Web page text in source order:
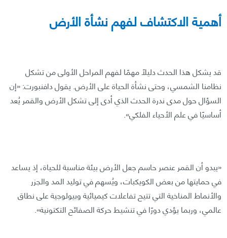
أهمية الاكتشاف لفهم نشأة الأرض
قد يشكل هذا الحدث دليلًا مهمًا لفهم المراحل الأولى من تشكل
نظامنا الشمسي، وحتى نشأة الحياة على الأرض. يقول دافنبورت: «إن
السؤال حول مدى ندرة الحدث الذي أدى إلى تشكل الأرض والقمر يُعد
أساسيًا في علم الأحياء الفلكي».
«يبدو أن القمر عنصر حاسم جعل الأرض بيئة مناسبة للحياة، إذ يساعد
في حمايتها من بعض الكويكبات، ويُسهم في توليد المد والجزر
والأنماط المناخية التي تتيح تفاعلات كيميائية وبيولوجية على نطاق
عالمي، وربما يؤدي دورًا في تنشيط حركة الصفائح التكتونية».